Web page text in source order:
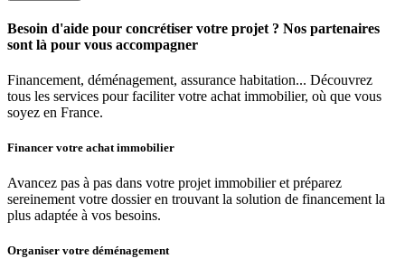
Besoin d'aide pour concrétiser votre projet ? Nos partenaires
sont là pour vous accompagner
Financement, déménagement, assurance habitation... Découvrez
tous les services pour faciliter votre achat immobilier, où que vous
soyez en France.
Financer votre achat immobilier
Avancez pas à pas dans votre projet immobilier et préparez
sereinement votre dossier en trouvant la solution de financement la
plus adaptée à vos besoins.
Organiser votre déménagement